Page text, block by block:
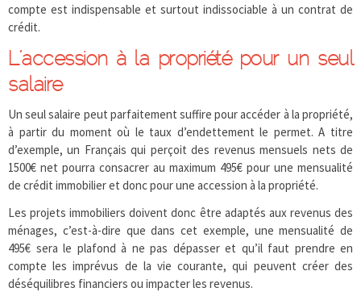
compte est indispensable et surtout indissociable à un contrat de
crédit.
L’accession à la propriété pour un seul
salaire
Un seul salaire peut parfaitement suffire pour accéder à la propriété,
à partir du moment où le taux d’endettement le permet. A titre
d’exemple, un Français qui perçoit des revenus mensuels nets de
1500€ net pourra consacrer au maximum 495€ pour une mensualité
de crédit immobilier et donc pour une accession à la propriété.
Les projets immobiliers doivent donc être adaptés aux revenus des
ménages, c’est-à-dire que dans cet exemple, une mensualité de
495€ sera le plafond à ne pas dépasser et qu’il faut prendre en
compte les imprévus de la vie courante, qui peuvent créer des
déséquilibres financiers ou impacter les revenus.